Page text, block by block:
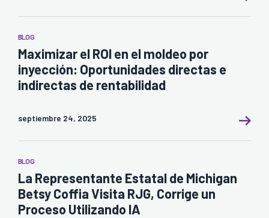
BLOG
Maximizar el ROI en el moldeo por
inyección: Oportunidades directas e
indirectas de rentabilidad
septiembre 24, 2025
BLOG
La Representante Estatal de Michigan
Betsy Coffia Visita RJG, Corrige un
Proceso Utilizando IA